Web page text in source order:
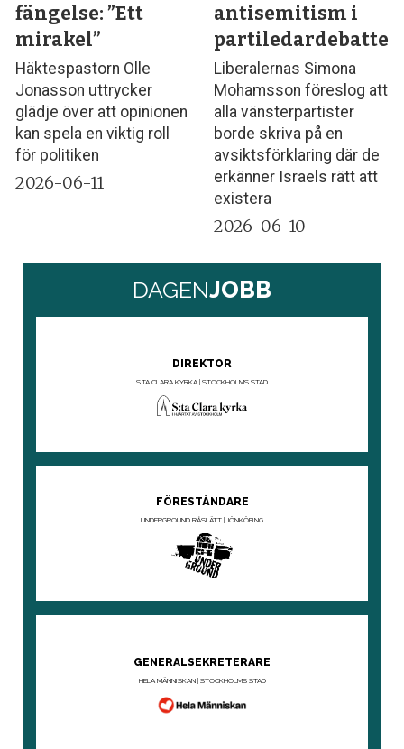
fängelse: ”Ett
mirakel”
Häktespastorn Olle
Jonasson uttrycker
glädje över att opinionen
kan spela en viktig roll
för politiken
2026-06-11
antisemitism i
partiledardebatten
Liberalernas Simona
Mohamsson föreslog att
alla vänsterpartister
borde skriva på en
avsiktsförklaring där de
erkänner Israels rätt att
existera
2026-06-10